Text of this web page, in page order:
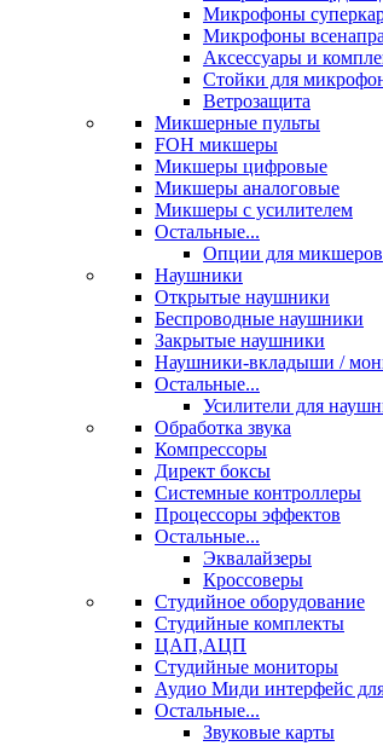
Микрофоны
Микрофоны
Аксессуары и
Стойки для
Ветрозащита
Микшерные пульты
FOH микшеры
Микшеры цифровые
Микшеры аналоговые
Микшеры с усилителем
Остальные...
Опции для микшеров
Наушники
Открытые наушники
Беспроводные наушники
Закрытые наушники
Наушники-вкладыши /
Остальные...
Усилители для
Обработка звука
Компрессоры
Директ боксы
Системные контроллеры
Процессоры эффектов
Остальные...
Эквалайзеры
Кроссоверы
Студийное оборудование
Студийные комплекты
ЦАП,АЦП
Студийные мониторы
Аудио Миди интерфейс
Остальные...
Звуковые карты